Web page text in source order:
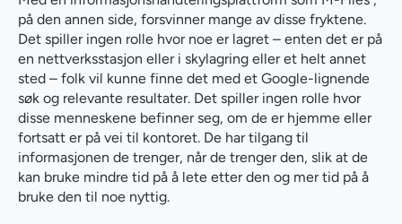
på den annen side, forsvinner mange av disse fryktene.
Det spiller ingen rolle hvor noe er lagret – enten det er på
en nettverksstasjon eller i skylagring eller et helt annet
sted – folk vil kunne finne det med et Google-lignende
søk og relevante resultater. Det spiller ingen rolle hvor
disse menneskene befinner seg, om de er hjemme eller
fortsatt er på vei til kontoret. De har tilgang til
informasjonen de trenger, når de trenger den, slik at de
kan bruke mindre tid på å lete etter den og mer tid på å
bruke den til noe nyttig.